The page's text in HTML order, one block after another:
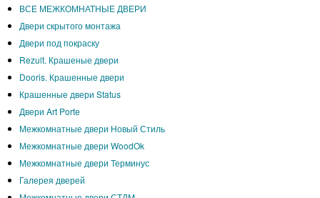
ВСЕ МЕЖКОМНАТНЫЕ ДВЕРИ
Двери скрытого монтажа
Двери под покраску
Rezult. Крашеные двери
Dooris. Крашенные двери
Крашенные двери Status
Двери Art Porte
Межкомнатные двери Новый Стиль
Межкомнатные двери WoodOk
Межкомнатные двери Терминус
Галерея дверей